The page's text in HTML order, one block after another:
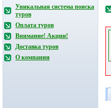
Уникальная система поиска
туров
Оплата туров
Внимание! Акции!
Доставка туров
О компании